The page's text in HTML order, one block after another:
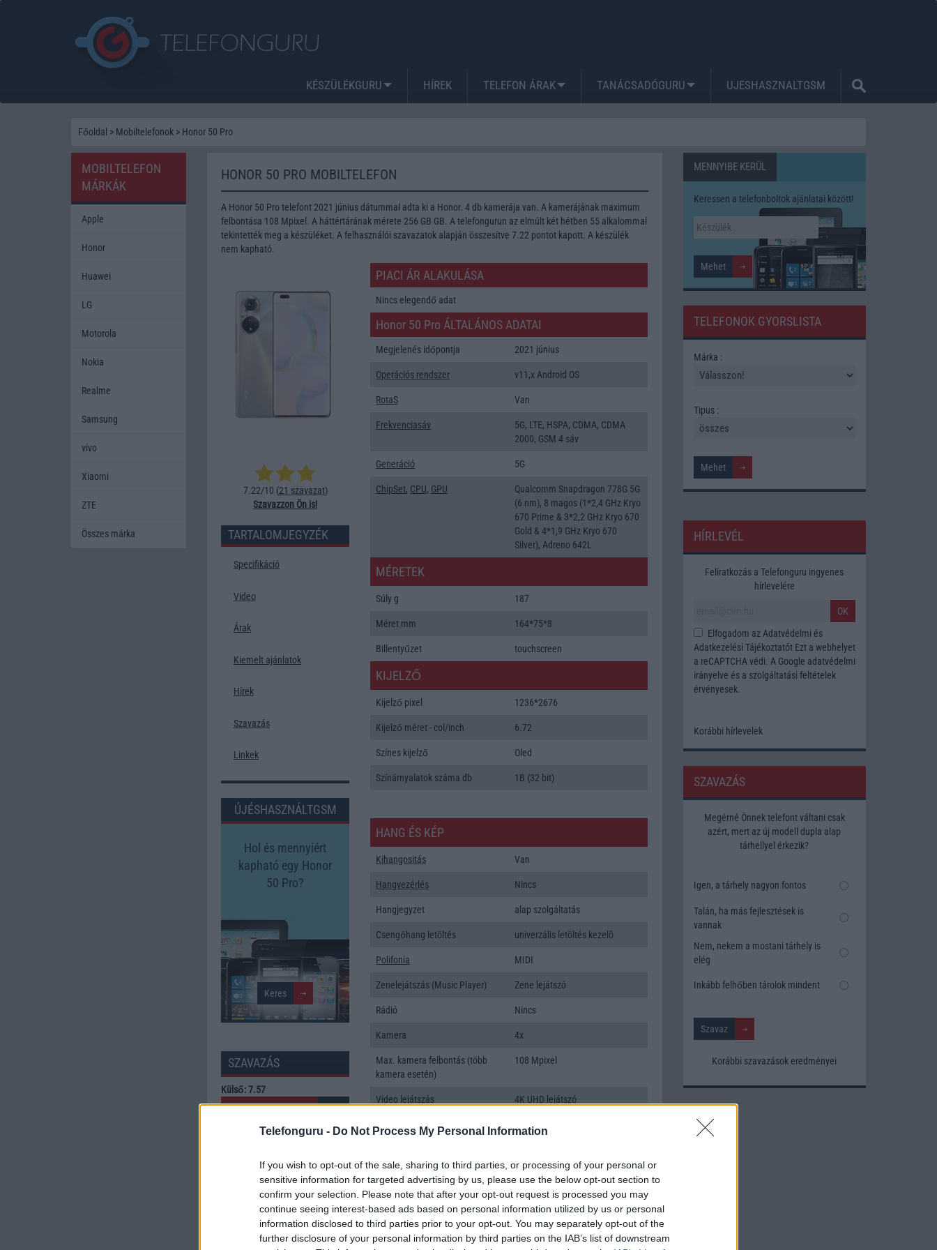
Telefonguru - Do Not Process My Personal Information
If you wish to opt-out of the sale, sharing to third parties, or processing of your personal or
sensitive information for targeted advertising by us, please use the below opt-out section to
confirm your selection. Please note that after your opt-out request is processed you may
continue seeing interest-based ads based on personal information utilized by us or personal
information disclosed to third parties prior to your opt-out. You may separately opt-out of the
further disclosure of your personal information by third parties on the IAB’s list of downstream
KÉSZÜLÉKGURU HÍREK TELEFON ÁRAK TANÁCSADÓGURU UJESHASZNALTGSM
Főoldal > Mobiltelefonok > Honor 50 Pro
HONOR 50 PRO MOBILTELEFON
A Honor 50 Pro telefont 2021 június dátummal adta ki a Honor. 4 db kamerája van. A kamerájának maximum
felbontása 108 Mpixel. A háttértárának mérete 256 GB GB. A telefongurun az elmúlt két hétben 55 alkalommal
tekintették meg a készüléket. A felhasználói szavazatok alapján összesítve 7.22 pontot kapott. A készülék
nem kapható.
7.22/10 (21 szavazat)
Szavazzon Ön is!
TARTALOMJEGYZÉK
Specifikáció
Video
Árak
Kiemelt ajánlatok
Hírek
Szavazás
Linkek
ÚJÉSHASZNÁLTGSM
Hol és mennyiért
kapható egy Honor
50 Pro?
SZAVAZÁS
Külső: 7.57
Tudás: 6.86
Minőség: 7.24
Értékelés: 7.22 | Szavazatok: 21
Szavazzon Ön is!
PIACI ÁR ALAKULÁSA
Nincs elegendő adat
Honor 50 Pro ÁLTALÁNOS ADATAI
Megjelenés időpontja 2021 június
Operációs rendszer v11,x Android OS
RotaS Van
Frekvenciasáv
5G, LTE, HSPA, CDMA, CDMA
2000, GSM 4 sáv
Generáció 5G
ChipSet, CPU, GPU
Qualcomm Snapdragon 778G 5G
(6 nm), 8 magos (1*2,4 GHz Kryo
670 Prime & 3*2,2 GHz Kryo 670
Gold & 4*1,9 GHz Kryo 670
Silver), Adreno 642L
MÉRETEK
Súly g 187
Méret mm 164*75*8
Billentyűzet touchscreen
KIJELZŐ
Kijelző pixel 1236*2676
Kijelző méret - col/inch 6.72
Színes kijelző Oled
Színárnyalatok száma db 1B (32 bit)
HANG ÉS KÉP
Kihangositás Van
Hangvezérlés Nincs
Hangjegyzet alap szolgáltatás
Csengőhang letöltés univerzális letöltés kezelõ
Polifonia MIDI
Zenelejátszás (Music Player) Zene lejátszó
Rádió Nincs
Kamera 4x
Max. kamera felbontás (több
kamera esetén)
108 Mpixel
Video lejátszás 4K UHD lejátszó
MEMÓRIA ÉS TÁRHELY
Min. memória 8 GB
Min. háttértár 256 GB
Memória bővíthetőség Nincs
MENNYIBE KERÜL
Keressen a telefonboltok ajánlatai között!
TELEFONOK GYORSLISTA
Márka :
Tipus :
HÍRLEVÉL
Feliratkozás a Telefonguru ingyenes
hírlevelére
OK
Elfogadom az Adatvédelmi és
Adatkezelési TájékoztatótEzt a webhelyet
a reCAPTCHA védi. A Google adatvédelmi
irányelve és a szolgáltatási feltételek
érvényesek.
Korábbi hírlevelek
SZAVAZÁS
Megérné Önnek telefont váltani csak
azért, mert az új modell dupla alap
tárhellyel érkezik?
Igen, a tárhely nagyon fontos
Talán, ha más fejlesztések is
vannak
Nem, nekem a mostani tárhely is
elég
Inkább felhőben tárolok mindent
Korábbi szavazások eredményei
MOBILTELEFON
MÁRKÁK
Apple
Honor
Huawei
LG
Motorola
Nokia
Realme
Samsung
vivo
Xiaomi
ZTE
Összes márka